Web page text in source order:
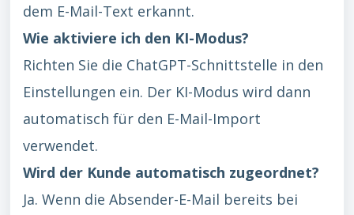
dem E-Mail-Text erkannt.
Wie aktiviere ich den KI-Modus?
Richten Sie die ChatGPT-Schnittstelle in den
Einstellungen ein. Der KI-Modus wird dann
automatisch für den E-Mail-Import
verwendet.
Wird der Kunde automatisch zugeordnet?
Ja. Wenn die Absender-E-Mail bereits bei